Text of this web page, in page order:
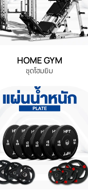
HOME GYM
ชุดโฮมยิม